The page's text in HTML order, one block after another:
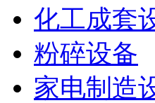
化工成套
粉碎设备
家电制造